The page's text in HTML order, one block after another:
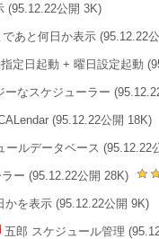
(95.12.22公開 3K)
あと何日か表示 (95.12.22
定日起動 + 曜日設定起動
ーなスケジューラー
(95.12.22公開 18K)
ールデータベース (95.12.22
ー (95.12.22公開 28K)
かを表示 (95.12.22公開 9K)
五郎 スケジュール管理